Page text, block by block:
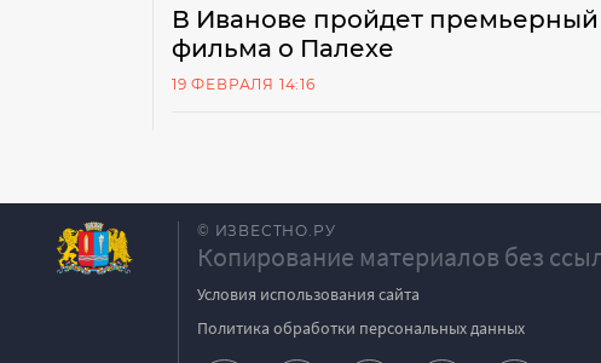
В Иванове пройдет премьерный
фильма о Палехе
19 ФЕВРАЛЯ 14:16
© ИЗВЕСТНО.РУ
Копирование материалов без
Условия использования сайта
Политика обработки персональных данных